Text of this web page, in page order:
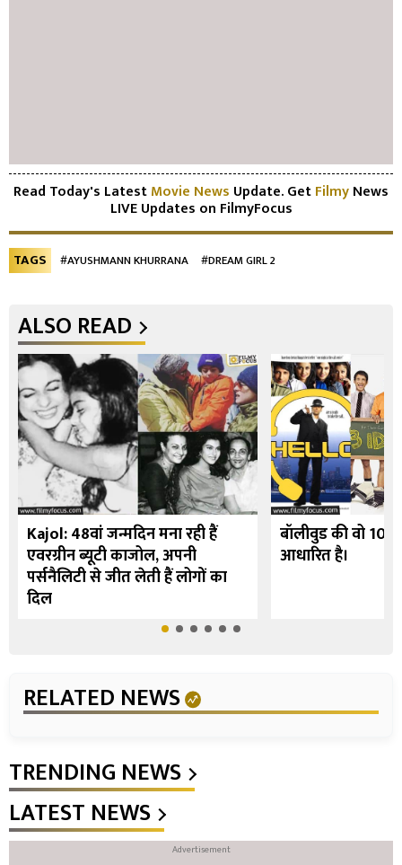
Read Today's LatestMovie News Update. GetFilmyNews
LIVE Updates on FilmyFocus
TAGS #AYUSHMANN KHURRANA #DREAM GIRL 2
ALSO READ
Kajol: 48वां जन्मदिन मना रही हैं
एवरग्रीन ब्यूटी काजोल, अपनी
पर्सनैलिटी से जीत लेती हैं लोगों का
दिल
बॉलीवुड की वो 10
आधारित है।
RELATED NEWS
TRENDING NEWS
LATEST NEWS